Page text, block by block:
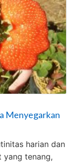
Menyegarkan
harian dan
yang tenang,